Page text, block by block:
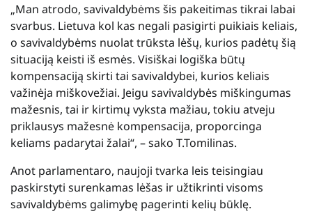
„Man atrodo, savivaldybėms šis pakeitimas tikrai labai
svarbus. Lietuva kol kas negali pasigirti puikiais keliais,
o savivaldybėms nuolat trūksta lėšų, kurios padėtų šią
situaciją keisti iš esmės. Visiškai logiška būtų
kompensaciją skirti tai savivaldybei, kurios keliais
važinėja miškovežiai. Jeigu savivaldybės miškingumas
mažesnis, tai ir kirtimų vyksta mažiau, tokiu atveju
priklausys mažesnė kompensacija, proporcinga
keliams padarytai žalai“, – sako T.Tomilinas.
Anot parlamentaro, naujoji tvarka leis teisingiau
paskirstyti surenkamas lėšas ir užtikrinti visoms
savivaldybėms galimybę pagerinti kelių būklę.